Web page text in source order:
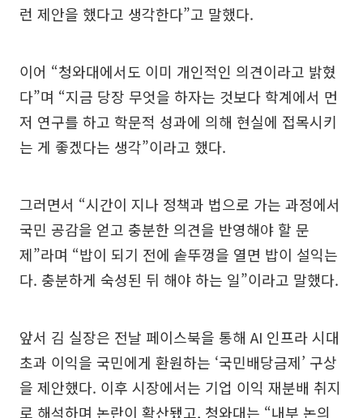
런 제안을 했다고 생각한다”고 말했다.
이어 “청와대에서도 이미 개인적인 의견이라고 밝혔
다”며 “지금 당장 무엇을 하자는 것보다 학계에서 먼
저 연구를 하고 학문적 성과에 의해 현실에 접목시키
는 게 좋겠다는 생각”이라고 했다.
그러면서 “시간이 지나 정책과 법으로 가는 과정에서
국민 공감을 얻고 충분한 의견을 반영해야 할 문
제”라며 “밥이 되기 전에 솥뚜껑을 열면 밥이 설익는
다. 충분하게 숙성된 뒤 해야 하는 일”이라고 말했다.
앞서 김 실장은 전날 페이스북을 통해 AI 인프라 시대
초과 이익을 국민에게 환원하는 ‘국민배당금제’ 구상
을 제안했다. 이후 시장에서는 기업 이익 재분배 취지
로 해석하며 논란이 확산됐고, 청와대는 “내부 논의